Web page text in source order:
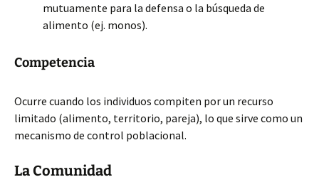
mutuamente para la defensa o la búsqueda de
alimento (ej. monos).
Competencia
Ocurre cuando los individuos compiten por un recurso
limitado (alimento, territorio, pareja), lo que sirve como un
mecanismo de control poblacional.
La Comunidad